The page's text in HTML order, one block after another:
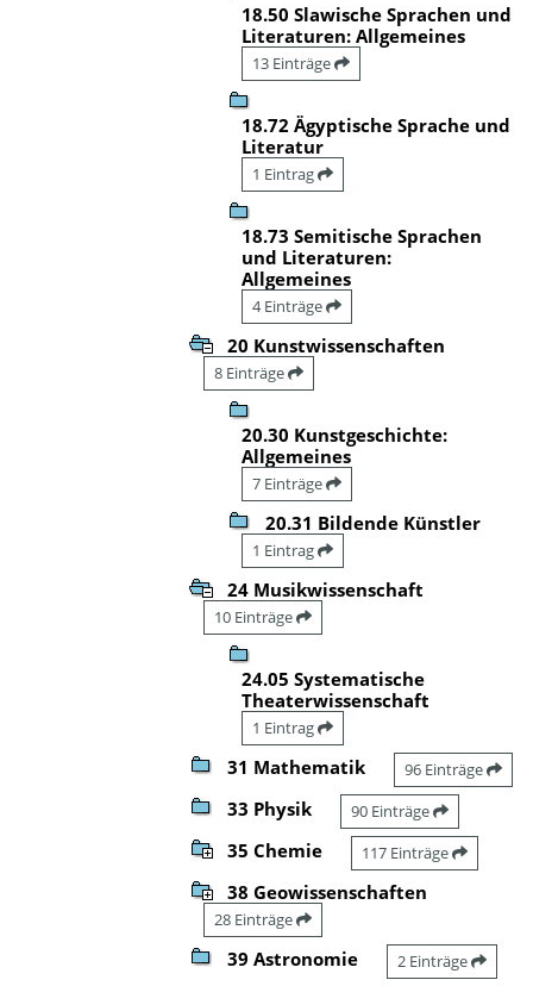
18.50 Slawische Sprachen und
Literaturen: Allgemeines
13 Einträge
18.72 Ägyptische Sprache und
Literatur
1 Eintrag
18.73 Semitische Sprachen
und Literaturen:
Allgemeines
4 Einträge
20 Kunstwissenschaften
8 Einträge
20.30 Kunstgeschichte:
Allgemeines
7 Einträge
20.31 Bildende Künstler
1 Eintrag
24 Musikwissenschaft
10 Einträge
24.05 Systematische
Theaterwissenschaft
1 Eintrag
31 Mathematik 96 Einträge
33 Physik 90 Einträge
35 Chemie 117 Einträge
38 Geowissenschaften
28 Einträge
39 Astronomie 2 Einträge